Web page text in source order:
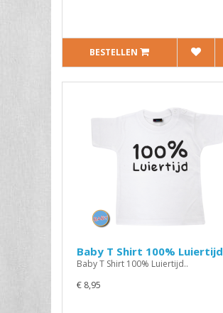
BESTELLEN
Baby T Shirt 100% Luiertijd
Baby T Shirt 100% Luiertijd..
€ 8,95